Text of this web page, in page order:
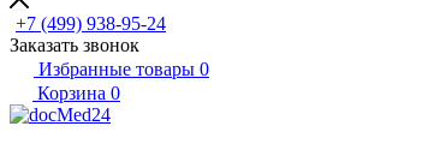
+7 (499) 938-95-24
Заказать звонок
Избранные товары 0
Корзина 0